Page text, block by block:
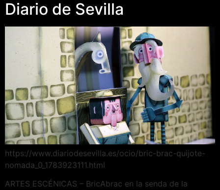
Diario de Sevilla
https://www.diariodesevilla.es/ocio/bric-brac-quijote-
nomada_0_1783923111.html
ARTES ESCÉNICAS – BricAbrac en la senda de la